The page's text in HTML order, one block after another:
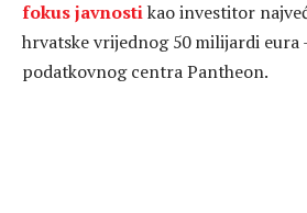
fokus javnostikao investitor
hrvatske vrijednog 50 milijardi eura
podatkovnog centra Pantheon.